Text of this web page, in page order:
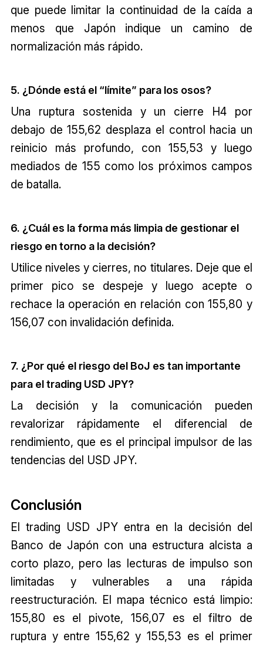
que puede limitar la continuidad de la caída a
menos que Japón indique un camino de
normalización más rápido.
5. ¿Dónde está el “límite” para los osos?
Una ruptura sostenida y un cierre H4 por
debajo de 155,62 desplaza el control hacia un
reinicio más profundo, con 155,53 y luego
mediados de 155 como los próximos campos
de batalla.
6. ¿Cuál es la forma más limpia de gestionar el
riesgo en torno a la decisión?
Utilice niveles y cierres, no titulares. Deje que el
primer pico se despeje y luego acepte o
rechace la operación en relación con 155,80 y
156,07 con invalidación definida.
7. ¿Por qué el riesgo del BoJ es tan importante
para el trading USD JPY?
La decisión y la comunicación pueden
revalorizar rápidamente el diferencial de
rendimiento, que es el principal impulsor de las
tendencias del USD JPY.
Conclusión
El trading USD JPY entra en la decisión del
Banco de Japón con una estructura alcista a
corto plazo, pero las lecturas de impulso son
limitadas y vulnerables a una rápida
reestructuración. El mapa técnico está limpio:
155,80 es el pivote, 156,07 es el filtro de
ruptura y entre 155,62 y 155,53 es el primer